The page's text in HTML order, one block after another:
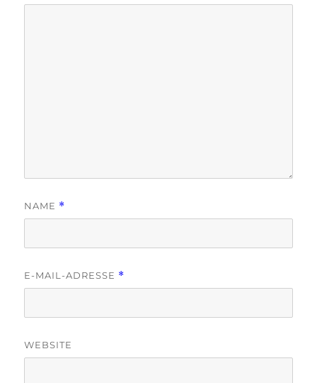
NAME *
E-MAIL-ADRESSE *
WEBSITE